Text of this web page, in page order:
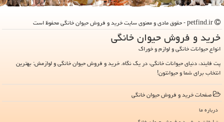
خرید و فروش حیوان خانگی
انواع حیوانات خانگی و لوازم و خوراک
پت فایند، دنیای حیوانات خانگی، در یک نگاه. خرید و فروش حیوان خانگی و لوازمش: بهترین
انتخاب برای شما و حیوانتون!
صفحات خرید و فروش حیوان خانگی
درباره ما